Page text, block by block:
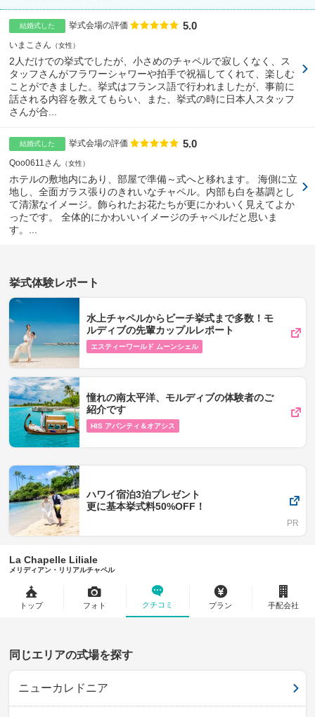
結婚式した 挙式会場の評価 点数
5.0
いまこさん 女性
2人だけでの挙式でしたが、小さめのチャペルで寂しくなく、ス
タッフさんがフラワーシャワーや拍手で祝福してくれて、楽しむ
ことができました。挙式はフランス語で行われましたが、事前に
話される内容を教えてもらい、また、挙式の時に日本人スタッフ
さんが合...
結婚式した 挙式会場の評価 点数
5.0
Qoo0611さん 女性
ホテルの敷地内にあり、部屋で準備～式へと移れます。 海側に立
地し、全面ガラス張りのきれいなチャペル。内部も白を基調とし
て清潔なイメージ。飾られたお花たちが更にかわいく見えてよか
ったです。 全体的にかわいいイメージのチャペルだと思いま
す。...
挙式体験レポート
水上チャペルからビーチ挙式まで多数！モ
ルディブの先輩カップルレポート
エスティーワールド ムーンシェル
憧れの南太平洋、モルディブの体験者のご
紹介です
HIS アバンティ＆オアシス
ハワイ宿泊3泊プレゼント
更に基本挙式料50%OFF！
La Chapelle Liliale
メリディアン・リリアルチャペル
トップ フォト クチコミ プラン 手配会社
同じエリアの式場を探す
ニューカレドニア